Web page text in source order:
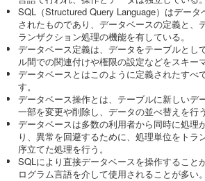
SQL（Structured Query Language）はデー
されたものであり、データベースの定義と、
ランザクション処理の機能を有している。
データベース定義は、データをテーブルとし
ル間での関連付けや権限の設定などをスキー
データベースとはこのように定義されたすべ
す。
データベース操作とは、テーブルに新しいデ
一部を変更や削除し、データの並べ替えを行
データベースは多数の利用者から同時に処理
り、異常を回避するために、処理単位をトラ
序立てた処理を行う。
SQLにより直接データベースを操作すること
ログラム言語を介して使用されることが多い。